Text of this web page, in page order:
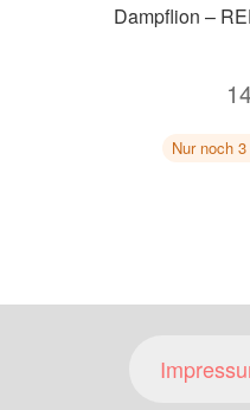
Dampflion –
Nur noch